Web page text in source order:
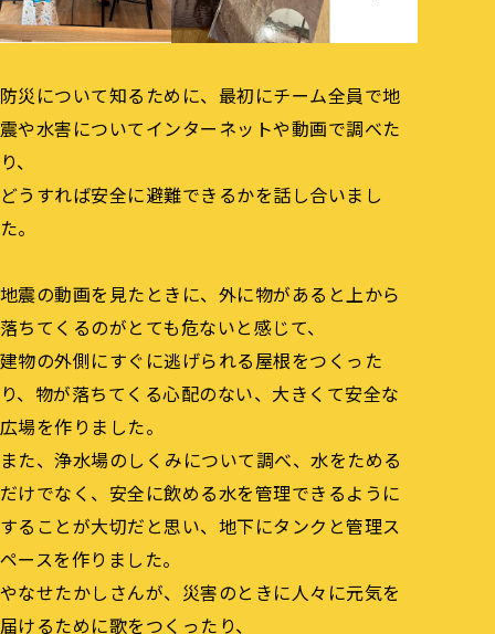
防災について知るために、最初にチーム全員で地
震や水害についてインターネットや動画で調べた
り、
どうすれば安全に避難できるかを話し合いまし
た。
地震の動画を見たときに、外に物があると上から
落ちてくるのがとても危ないと感じて、
建物の外側にすぐに逃げられる屋根をつくった
り、物が落ちてくる心配のない、大きくて安全な
広場を作りました。
また、浄水場のしくみについて調べ、水をためる
だけでなく、安全に飲める水を管理できるように
することが大切だと思い、地下にタンクと管理ス
ペースを作りました。
やなせたかしさんが、災害のときに人々に元気を
届けるために歌をつくったり、